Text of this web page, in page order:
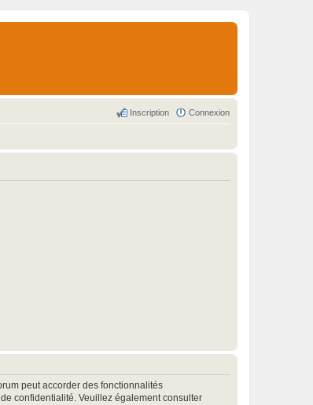
Connexion
Inscription
peut accorder des fonctionnalités
confidentialité. Veuillez également consulter